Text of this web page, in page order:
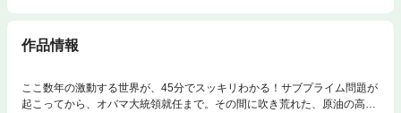
作品情報
ここ数年の激動する世界が、45分でスッキリわかる！サブプライム問題が
起こってから、オバマ大統領就任まで。その間に吹き荒れた、原油の高騰